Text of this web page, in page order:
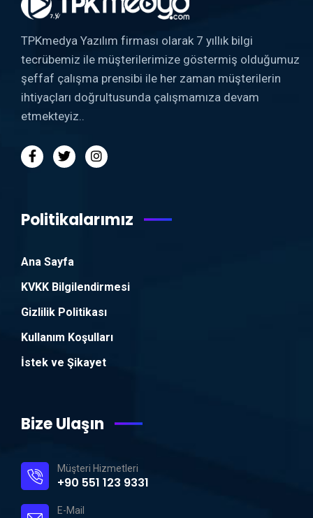
TPKmedya Yazılım firması olarak 7 yıllık bilgi
tecrübemiz ile müşterilerimize göstermiş olduğumuz
şeffaf çalışma prensibi ile her zaman müşterilerin
ihtiyaçları doğrultusunda çalışmamıza devam
etmekteyiz..
Politikalarımız
Ana Sayfa
KVKK Bilgilendirmesi
Gizlilik Politikası
Kullanım Koşulları
İstek ve Şikayet
Bize Ulaşın
Müşteri Hizmetleri
+90 551 123 9331
E-Mail